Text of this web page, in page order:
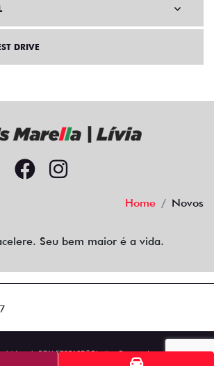
DRIVE
Home Novos
Seu bem maior é a vida.
pela DEALERSPACE ® Direitos Reservados.